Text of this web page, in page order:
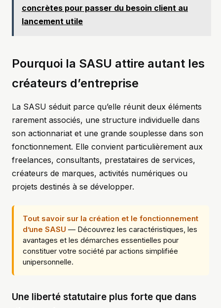
concrètes pour passer du besoin client au
lancement utile
Pourquoi la SASU attire autant les
créateurs d’entreprise
La SASU séduit parce qu’elle réunit deux éléments
rarement associés, une structure individuelle dans
son actionnariat et une grande souplesse dans son
fonctionnement. Elle convient particulièrement aux
freelances, consultants, prestataires de services,
créateurs de marques, activités numériques ou
projets destinés à se développer.
Tout savoir sur la création et le fonctionnement
d’une SASU — Découvrez les caractéristiques, les
avantages et les démarches essentielles pour
constituer votre société par actions simplifiée
unipersonnelle.
Une liberté statutaire plus forte que dans